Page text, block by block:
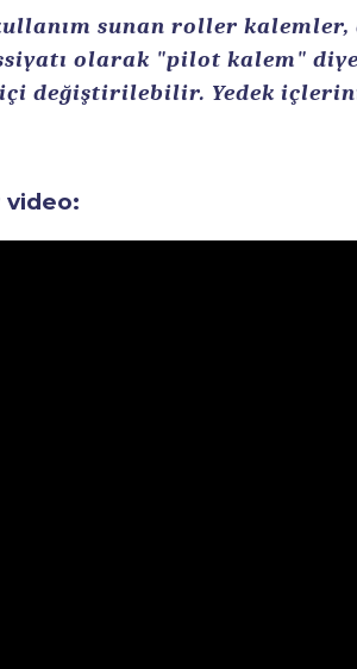
sunan roller
olarak "pilot kalem"
değiştirilebilir. Yedek
video: